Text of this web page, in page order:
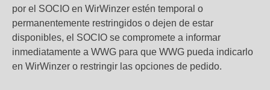
por el SOCIO en WirWinzer estén temporal o
permanentemente restringidos o dejen de estar
disponibles, el SOCIO se compromete a informar
inmediatamente a WWG para que WWG pueda indicarlo
en WirWinzer o restringir las opciones de pedido.